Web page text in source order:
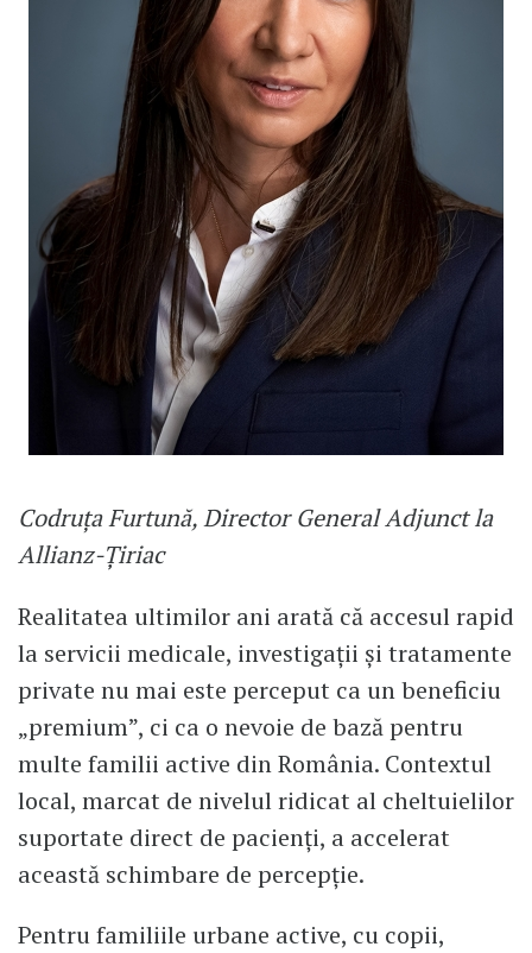
Codruța Furtună, Director General Adjunct la
Allianz-Țiriac
Realitatea ultimilor ani arată că accesul rapid
la servicii medicale, investigații și tratamente
private nu mai este perceput ca un beneficiu
„premium”, ci ca o nevoie de bază pentru
multe familii active din România. Contextul
local, marcat de nivelul ridicat al cheltuielilor
suportate direct de pacienți, a accelerat
această schimbare de percepție.
Pentru familiile urbane active, cu copii,